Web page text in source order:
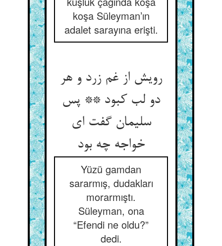
koşa Süleyman’ın
adalet sarayına erişti.
رویش از غم زرد و هر
دو لب کبود ** پس
سلیمان گفت ای
خواجه چه بود
Yüzü gamdan
sararmış, dudakları
morarmıştı.
Süleyman, ona
“Efendi ne oldu?”
dedi.